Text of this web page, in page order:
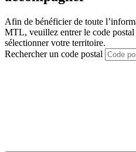
Afin de bénéficier de toute
MTL, veuillez entrer le code postal
sélectionner votre territoire.
Rechercher un code postal